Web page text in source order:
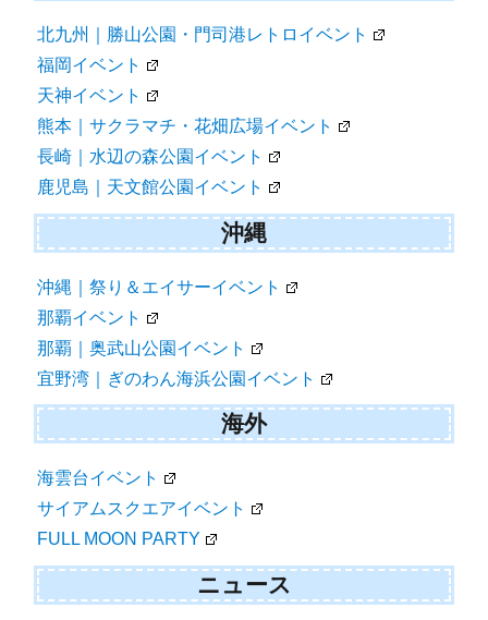
北九州｜勝山公園・門司港レトロイベント
福岡イベント
天神イベント
熊本｜サクラマチ・花畑広場イベント
長崎｜水辺の森公園イベント
鹿児島｜天文館公園イベント
沖縄
沖縄｜祭り＆エイサーイベント
那覇イベント
那覇｜奥武山公園イベント
宜野湾｜ぎのわん海浜公園イベント
海外
海雲台イベント
サイアムスクエアイベント
FULL MOON PARTY
ニュース